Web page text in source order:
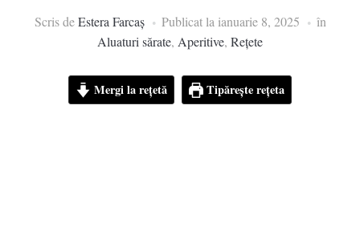
Scris deEstera Farcaș Publicat la ianuarie 8, 2025
în
Aluaturi sărate, Aperitive, Rețete
Mergi la rețetă Tipărește rețeta